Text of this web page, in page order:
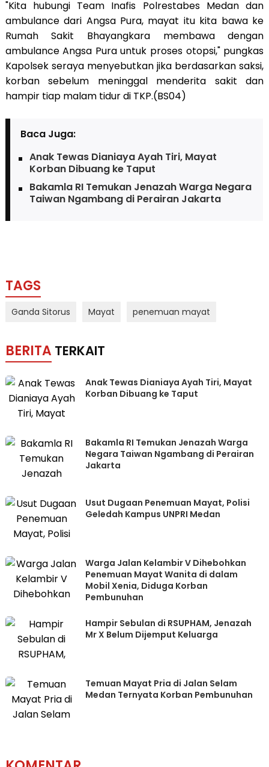
"Kita hubungi Team Inafis Polrestabes Medan dan
ambulance dari Angsa Pura, mayat itu kita bawa ke
Rumah Sakit Bhayangkara membawa dengan
ambulance Angsa Pura untuk proses otopsi," pungkas
Kapolsek seraya menyebutkan jika berdasarkan saksi,
korban sebelum meninggal menderita sakit dan
hampir tiap malam tidur di TKP.(BS04)
Baca Juga:
Anak Tewas Dianiaya Ayah Tiri, Mayat
Korban Dibuang ke Taput
Bakamla RI Temukan Jenazah Warga Negara
Taiwan Ngambang di Perairan Jakarta
TAGS
Ganda Sitorus Mayat penemuan mayat
BERITA TERKAIT
Anak Tewas Dianiaya Ayah Tiri, Mayat
Korban Dibuang ke Taput
Bakamla RI Temukan Jenazah Warga
Negara Taiwan Ngambang di Perairan
Jakarta
Usut Dugaan Penemuan Mayat, Polisi
Geledah Kampus UNPRI Medan
Warga Jalan Kelambir V Dihebohkan
Penemuan Mayat Wanita di dalam
Mobil Xenia, Diduga Korban
Pembunuhan
Hampir Sebulan di RSUPHAM, Jenazah
Mr X Belum Dijemput Keluarga
Temuan Mayat Pria di Jalan Selam
Medan Ternyata Korban Pembunuhan